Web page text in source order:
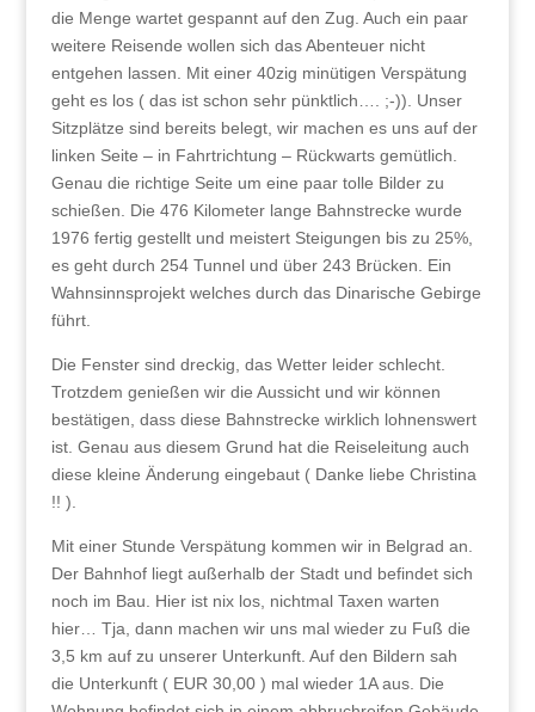
die Menge wartet gespannt auf den Zug. Auch ein paar
weitere Reisende wollen sich das Abenteuer nicht
entgehen lassen. Mit einer 40zig minütigen Verspätung
geht es los ( das ist schon sehr pünktlich…. ;-)). Unser
Sitzplätze sind bereits belegt, wir machen es uns auf der
linken Seite – in Fahrtrichtung – Rückwarts gemütlich.
Genau die richtige Seite um eine paar tolle Bilder zu
schießen. Die 476 Kilometer lange Bahnstrecke wurde
1976 fertig gestellt und meistert Steigungen bis zu 25%,
es geht durch 254 Tunnel und über 243 Brücken. Ein
Wahnsinnsprojekt welches durch das Dinarische Gebirge
führt.
Die Fenster sind dreckig, das Wetter leider schlecht.
Trotzdem genießen wir die Aussicht und wir können
bestätigen, dass diese Bahnstrecke wirklich lohnenswert
ist. Genau aus diesem Grund hat die Reiseleitung auch
diese kleine Änderung eingebaut ( Danke liebe Christina
!! ).
Mit einer Stunde Verspätung kommen wir in Belgrad an.
Der Bahnhof liegt außerhalb der Stadt und befindet sich
noch im Bau. Hier ist nix los, nichtmal Taxen warten
hier… Tja, dann machen wir uns mal wieder zu Fuß die
3,5 km auf zu unserer Unterkunft. Auf den Bildern sah
die Unterkunft ( EUR 30,00 ) mal wieder 1A aus. Die